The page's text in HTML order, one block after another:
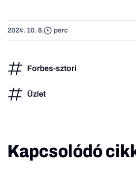
2024. 10. 8. perc
Forbes-sztori
Üzlet
Kapcsolódó